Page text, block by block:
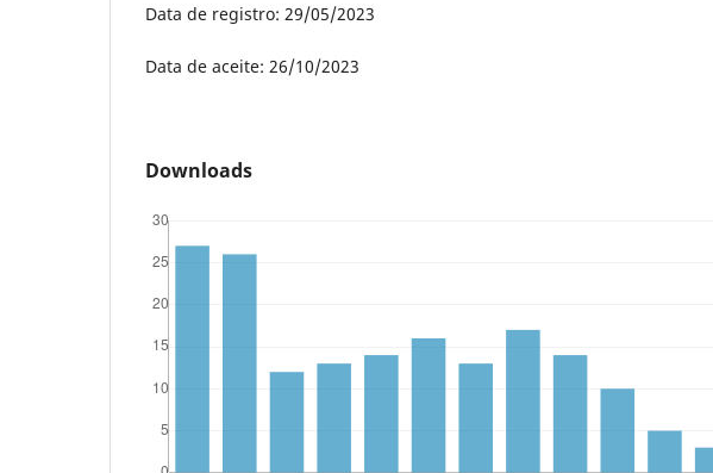
Data de registro: 29/05/2023
Data de aceite: 26/10/2023
Downloads